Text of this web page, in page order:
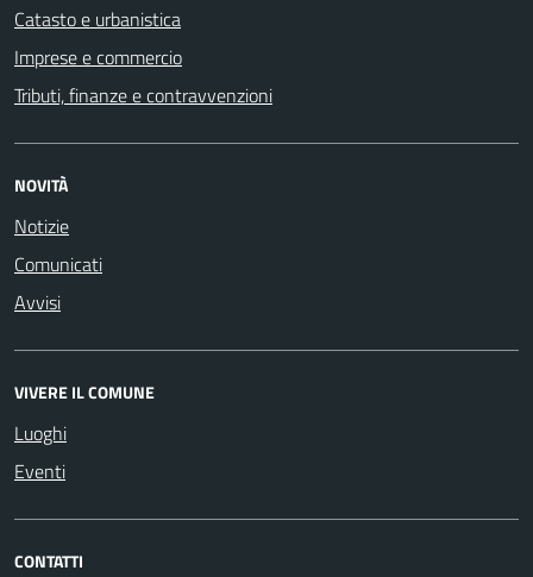
Catasto e urbanistica
Imprese e commercio
Tributi, finanze e contravvenzioni
NOVITÀ
Notizie
Comunicati
Avvisi
VIVERE IL COMUNE
Luoghi
Eventi
CONTATTI